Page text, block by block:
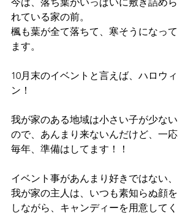
れている家の前。
楓も葉が全て落ちて、寒そうになって
ます。
10月末のイベントと言えば、ハロウィ
ン！
我が家のある地域は小さい子が少ない
ので、あんまり来ないんだけど、一応
毎年、準備はしてます！！
イベント事があんまり好きではない、
我が家の主人は、いつも素知らぬ顔を
しながら、キャンディーを用意してく